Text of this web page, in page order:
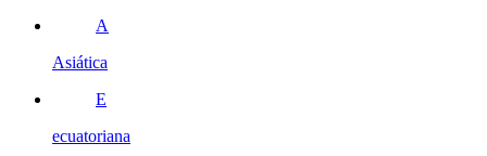
A
Asiática
E
ecuatoriana